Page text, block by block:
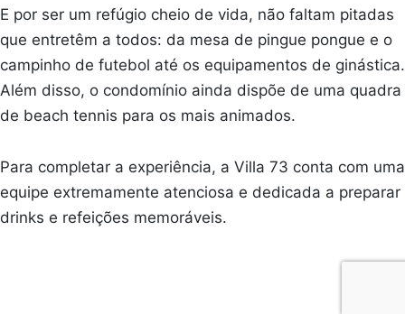
E por ser um refúgio cheio de vida, não faltam pitadas
que entretêm a todos: da mesa de pingue pongue e o
campinho de futebol até os equipamentos de ginástica.
Além disso, o condomínio ainda dispõe de uma quadra
de beach tennis para os mais animados.
Para completar a experiência, a Villa 73 conta com uma
equipe extremamente atenciosa e dedicada a preparar
drinks e refeições memoráveis.